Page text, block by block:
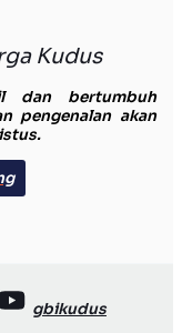
Kudus
dan bertumbuh
pengenalan akan
gbikudus